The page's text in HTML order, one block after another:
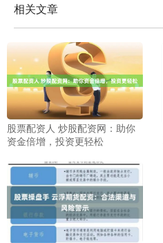
相关文章
股票配资人 炒股配资网：助你
资金倍增，投资更轻松